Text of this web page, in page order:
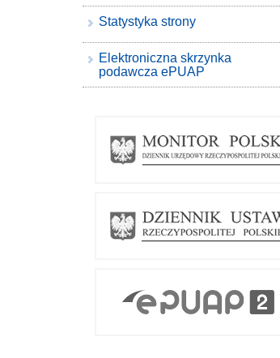
Statystyka strony
Elektroniczna skrzynka
podawcza ePUAP